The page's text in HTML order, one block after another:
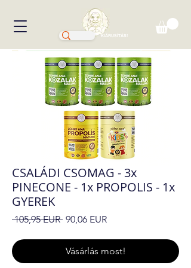
KIÁRUSÍTÁS!
CSALÁDI CSOMAG - 3x
PINECONE - 1x PROPOLIS - 1x
GYEREK
105,95 EUR Szokásos
90,06 EURAkciós
Vásárlás most!